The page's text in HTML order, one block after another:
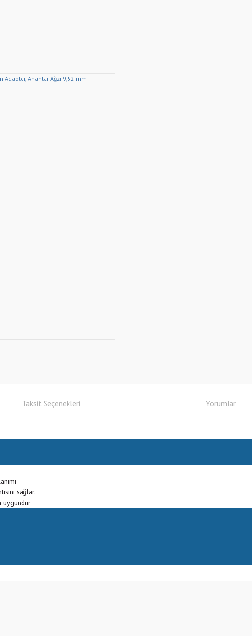
Taksit Seçenekleri Yorumlar
sağlar.
uygundur